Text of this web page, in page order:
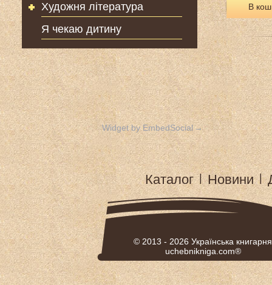
Художня література
Я чекаю дитину
Widget by EmbedSocial →
В
Каталог | Новини |
© 2013 - 2026 Українська книгарня
uchebnikniga.com®